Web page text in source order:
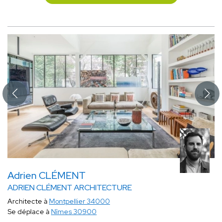
Adrien CLÉMENT
ADRIEN CLÉMENT ARCHITECTURE
Architecte à Montpellier 34000
Se déplace à Nîmes 30900